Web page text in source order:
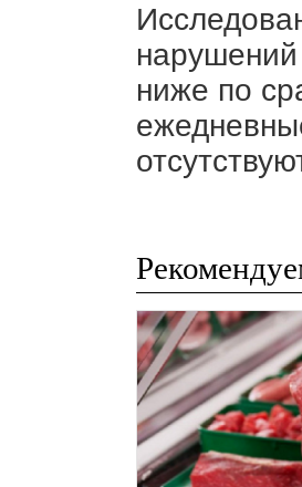
нарушений
ниже по